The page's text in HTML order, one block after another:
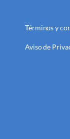
Términos y
Aviso de